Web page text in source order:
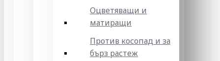
Оцветяващи и
матиращи
Против косопад и за
бърз растеж